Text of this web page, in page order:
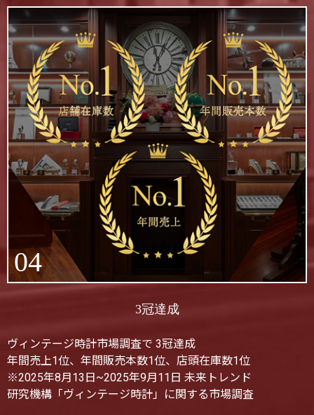
04
3冠達成
ヴィンテージ時計市場調査で 3冠達成
年間売上1位、年間販売本数1位、店頭在庫数1位
※2025年8月13日~2025年9月11日 未来トレンド
研究機構「ヴィンテージ時計」に関する市場調査